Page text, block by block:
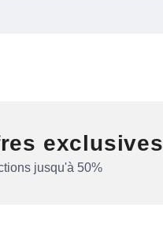
exclusives
jusqu'à 50%